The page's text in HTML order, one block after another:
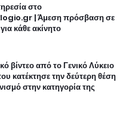
στο
| Άμεση πρόσβαση σε
κάθε ακίνητο
βίντεο από το Γενικό Λύκειο
κατέκτησε την δεύτερη θέση
στην κατηγορία της